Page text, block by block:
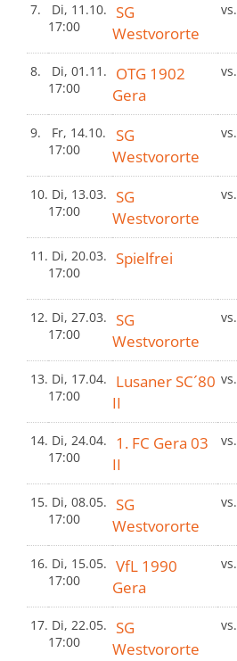
7.
Di, 11.10.
17:00
SG
Westvororte
vs.
8.
Di, 01.11.
17:00
OTG 1902
Gera
vs.
9.
Fr, 14.10.
17:00
SG
Westvororte
vs.
10. Di, 13.03.
17:00
SG
Westvororte
vs.
11. Di, 20.03.
17:00
Spielfrei
12. Di, 27.03.
17:00
SG
Westvororte
vs.
13. Di, 17.04.
17:00
Lusaner SC´80
II
vs.
14. Di, 24.04.
17:00
1. FC Gera 03
II
vs.
15. Di, 08.05.
17:00
SG
Westvororte
vs.
16. Di, 15.05.
17:00
VfL 1990
Gera
vs.
17. Di, 22.05.
17:00
SG
Westvororte
vs.